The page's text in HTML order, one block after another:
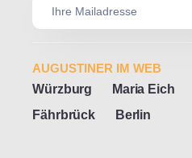
AUGUSTINER IM WEB
Würzburg
Maria Eich
Fährbrück
Berlin